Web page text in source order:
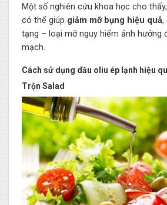
Một số nghiên cứu khoa học cho
có thể giúp giảm mỡ bụng hiệu quả,
tạng – loại mỡ nguy hiểm ảnh hưởng
mạch.
Cách sử dụng dầu oliu ép lạnh hiệu
Trộn Salad